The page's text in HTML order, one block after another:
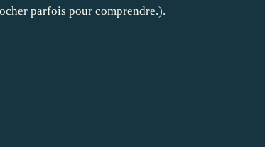
parfois pour comprendre.).